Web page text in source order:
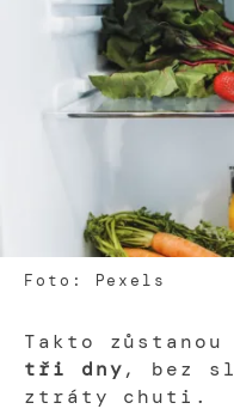
Foto: Pexels
Takto
tři dny, bez
ztráty chuti.